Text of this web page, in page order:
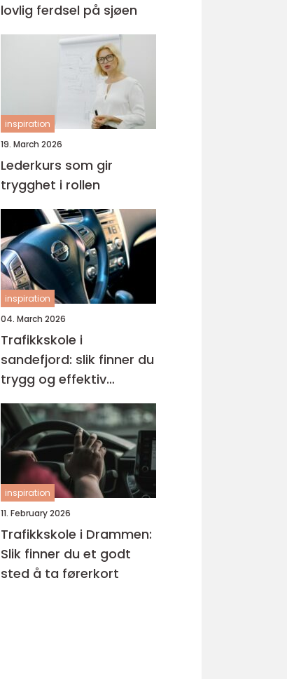
lovlig ferdsel på sjøen
inspiration
19. March 2026
Lederkurs som gir
trygghet i rollen
inspiration
04. March 2026
Trafikkskole i
sandefjord: slik finner du
trygg og effektiv
opplæring
inspiration
11. February 2026
Trafikkskole i Drammen:
Slik finner du et godt
sted å ta førerkort